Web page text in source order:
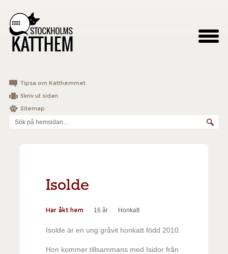
Tipsa om Katthemmet
Skriv ut sidan
Sitemap
Isolde
Har åkt hem 16 år Honkatt
Isolde är en ung gråvit honkatt född 2010.
Hon kommer tillsammans med Isidor från